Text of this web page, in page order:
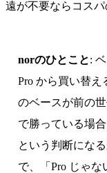
遠が不要ならコスパ
norのひとこと:
Pro から買い替
のベースが前の
で勝っている場
という判断にな
で、「Pro じゃ